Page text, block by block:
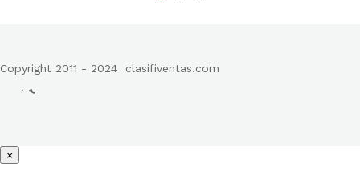
Copyright 2011 - 2024 clasifiventas.com
×